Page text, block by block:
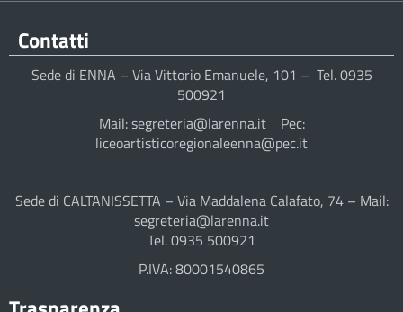
Contatti
Sede di ENNA – Via Vittorio Emanuele, 101 – Tel. 0935
500921
Mail: segreteria@larenna.it Pec:
liceoartisticoregionaleenna@pec.it
Sede di CALTANISSETTA – Via Maddalena Calafato, 74 – Mail:
segreteria@larenna.it
Tel. 0935 500921
P.IVA: 80001540865